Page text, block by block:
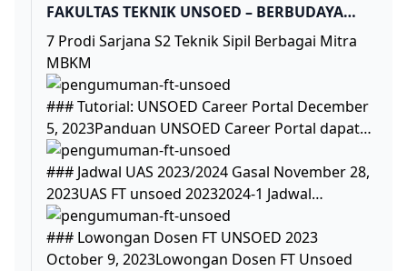
FAKULTAS TEKNIK UNSOED – BERBUDAYA
MUTU
7 Prodi Sarjana S2 Teknik Sipil Berbagai Mitra
MBKM
### Tutorial: UNSOED Career Portal December
5, 2023Panduan UNSOED Career Portal dapat…
### Jadwal UAS 2023/2024 Gasal November 28,
2023UAS FT unsoed 20232024-1 Jadwal…
### Lowongan Dosen FT UNSOED 2023
October 9, 2023Lowongan Dosen FT Unsoed